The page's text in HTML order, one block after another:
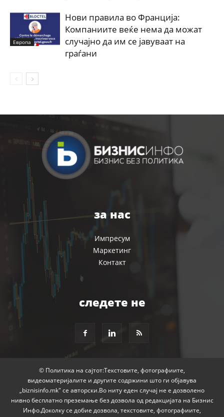
Европа
Нови правила во Франција:
Компаниите веќе нема да можат
случајно да им се јавуваат на
граѓани
за нас
Импресум
Маркетинг
Контакт
следете не
© Политика на сајтот:Текстовите, фотографиите,
видеоматеријалите и другите содржини што ги објавува
„biznisinfo.mk" се авторски.Во ниту еден случај не е дозволено
нивно бесплатно преземање без дозвола од редакцијата на Бизнис
Инфо.Доколку се добие дозвола, текстовите, фотографиите,